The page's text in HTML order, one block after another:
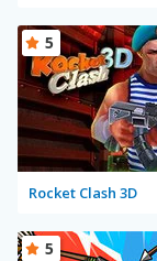
Rocket Clash 3D
5
5